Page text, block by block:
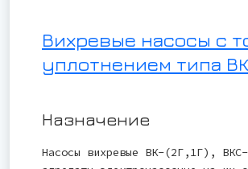
Вихревые насосы с
уплотнением типа
Назначение
Насосы вихревые ВК-(2Г,1Г),